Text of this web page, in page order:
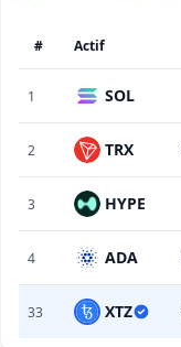
# Actif
1 SOL
2 TRX
3 HYPE
4 ADA
33 XTZ